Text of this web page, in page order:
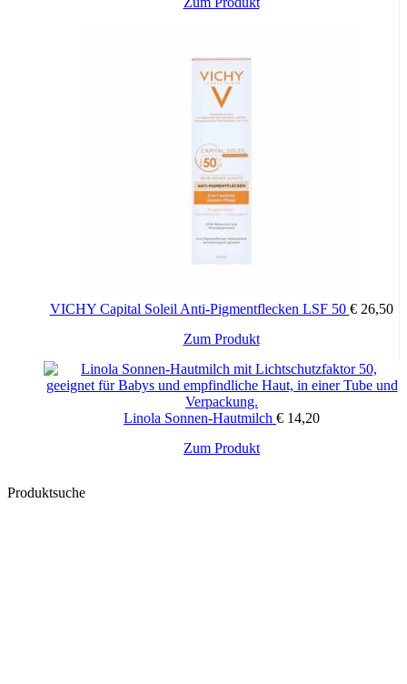
VICHY Capital Soleil Anti-Pigmentflecken LSF 50 €26,50
Zum Produkt
Linola Sonnen-Hautmilch € 14,20
Zum Produkt
Produktsuche